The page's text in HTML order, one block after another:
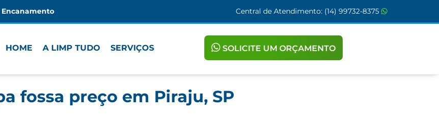
Encanamento Central de Atendimento: (14) 99732-8375
HOME A LIMP TUDO SERVIÇOS SOLICITE UM ORÇAMENTO
fossa preço em Piraju, SP